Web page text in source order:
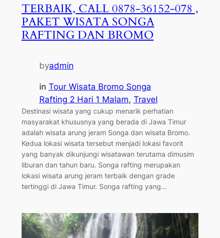
TERBAIK, CALL 0878-36152-078 ,
PAKET WISATA SONGA
RAFTING DAN BROMO
byadmin
in Tour Wisata Bromo Songa
Rafting 2 Hari 1 Malam, Travel
Destinasi wisata yang cukup menarik perhatian
masyarakat khususnya yang berada di Jawa Timur
adalah wisata arung jeram Songa dan wisata Bromo.
Kedua lokasi wisata tersebut menjadi lokasi favorit
yang banyak dikunjungi wisatawan terutama dimusim
liburan dan tahun baru. Songa rafting merupakan
lokasi wisata arung jeram terbaik dengan grade
tertinggi di Jawa Timur. Songa rafting yang…